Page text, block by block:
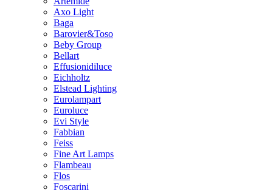
Axo Light
Baga
Barovier&Toso
Beby Group
Bellart
Effusionidiluce
Eichholtz
Elstead Lighting
Eurolampart
Euroluce
Evi Style
Fabbian
Feiss
Fine Art Lamps
Flambeau
Flos
Foscarini